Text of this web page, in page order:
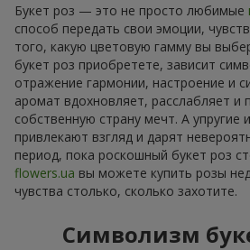
Букет роз — это не просто любимые
способ передать свои эмоции,
того, какую цветовую гамму вы
букет роз приобретете, зависит
отражение гармонии, настроение и
аромат вдохновляет, расслабляет и
собственную страну мечт. А упругие
привлекают взгляд и дарят
период, пока роскошный букет роз
flowers.ua вы можете купить розы
чувства столько, сколько захотите.
Символизм